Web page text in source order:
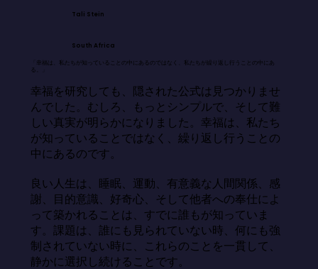
Tali Stein
South Africa
「幸福は、私たちが知っていることの中にあるのではなく、私たちが繰り返し行うことの中にあ
る。」
幸福を研究しても、隠された公式は見つかりませ
んでした。むしろ、もっとシンプルで、そして難
しい真実が明らかになりました。幸福は、私たち
が知っていることではなく、繰り返し行うことの
中にあるのです。
良い人生は、睡眠、運動、有意義な人間関係、感
謝、目的意識、好奇心、そして他者への奉仕によ
って築かれることは、すでに誰もが知っていま
す。課題は、誰にも見られていない時、何にも強
制されていない時に、これらのことを一貫して、
静かに選択し続けることです。